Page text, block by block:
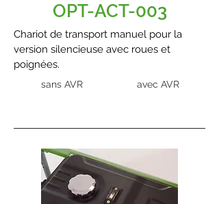
OPT-ACT-003
Chariot de transport manuel pour la
version silencieuse avec roues et
poignées.
sans AVR avec AVR